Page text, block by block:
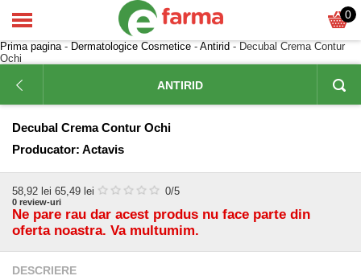
0
Prima pagina- Dermatologice Cosmetice - Antirid - Decubal Crema Contur
Ochi
ANTIRID
Decubal Crema Contur Ochi
Producator: Actavis
58,92 lei 65,49 lei 0/5
0 review-uri
Ne pare rau dar acest produs nu face parte din
oferta noastra. Va multumim.
DESCRIERE